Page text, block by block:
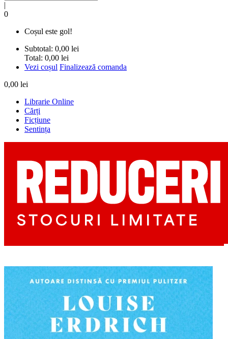
|
0
Coșul este gol!
Subtotal: 0,00 lei
Total: 0,00 lei
Vezi coșul Finalizează comanda
0,00 lei
Librarie Online
Cărți
Ficțiune
Sentința